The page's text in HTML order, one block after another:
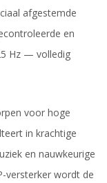
afgestemde
en
Hz — volledig
voor hoge
in krachtige
en nauwkeurige
versterker wordt de